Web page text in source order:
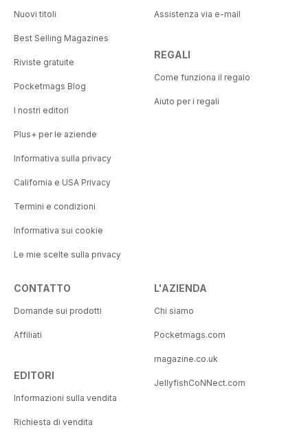
Nuovi titoli
Best Selling Magazines
Riviste gratuite
Pocketmags Blog
I nostri editori
Plus+ per le aziende
Informativa sulla privacy
California e USA Privacy
Termini e condizioni
Informativa sui cookie
Le mie scelte sulla privacy
Assistenza via e-mail
REGALI
Come funziona il regalo
Aiuto per i regali
CONTATTO
Domande sui prodotti
Affiliati
EDITORI
Informazioni sulla vendita
Richiesta di vendita
L'AZIENDA
Chi siamo
Pocketmags.com
magazine.co.uk
JellyfishCoNNect.com